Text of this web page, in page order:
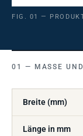
FIG. 01 —
MASSE
Breite (mm)
Länge in mm